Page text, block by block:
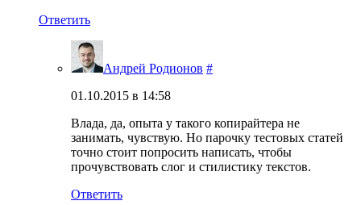
Ответить
Андрей Родионов #
01.10.2015 в 14:58
Влада, да, опыта у такого копирайтера не
занимать, чувствую. Но парочку тестовых статей
точно стоит попросить написать, чтобы
прочувствовать слог и стилистику текстов.
Ответить